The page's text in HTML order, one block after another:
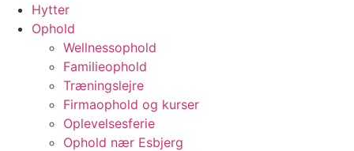
Hytter
Ophold
Wellnessophold
Familieophold
Træningslejre
Firmaophold og kurser
Oplevelsesferie
Ophold nær Esbjerg